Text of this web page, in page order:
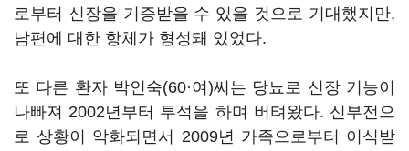
로부터 신장을 기증받을 수 있을 것으로 기대했지만,
남편에 대한 항체가 형성돼 있었다.
또 다른 환자 박인숙(60·여)씨는 당뇨로 신장 기능이
나빠져 2002년부터 투석을 하며 버텨왔다. 신부전으
로 상황이 악화되면서 2009년 가족으로부터 이식받